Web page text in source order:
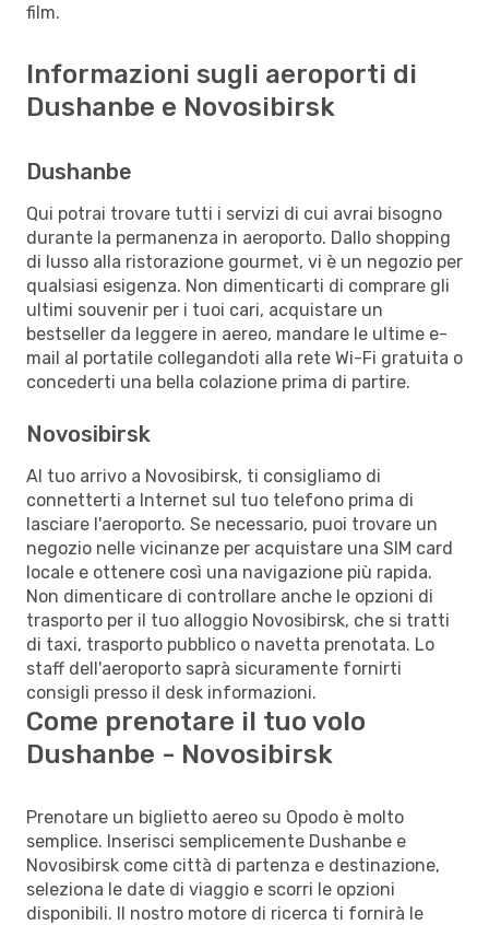
film.
Informazioni sugli aeroporti di
Dushanbe e Novosibirsk
Dushanbe
Qui potrai trovare tutti i servizi di cui avrai bisogno
durante la permanenza in aeroporto. Dallo shopping
di lusso alla ristorazione gourmet, vi è un negozio per
qualsiasi esigenza. Non dimenticarti di comprare gli
ultimi souvenir per i tuoi cari, acquistare un
bestseller da leggere in aereo, mandare le ultime e-
mail al portatile collegandoti alla rete Wi-Fi gratuita o
concederti una bella colazione prima di partire.
Novosibirsk
Al tuo arrivo a Novosibirsk, ti consigliamo di
connetterti a Internet sul tuo telefono prima di
lasciare l'aeroporto. Se necessario, puoi trovare un
negozio nelle vicinanze per acquistare una SIM card
locale e ottenere così una navigazione più rapida.
Non dimenticare di controllare anche le opzioni di
trasporto per il tuo alloggio Novosibirsk, che si tratti
di taxi, trasporto pubblico o navetta prenotata. Lo
staff dell'aeroporto saprà sicuramente fornirti
consigli presso il desk informazioni.
Come prenotare il tuo volo
Dushanbe - Novosibirsk
Prenotare un biglietto aereo su Opodo è molto
semplice. Inserisci semplicemente Dushanbe e
Novosibirsk come città di partenza e destinazione,
seleziona le date di viaggio e scorri le opzioni
disponibili. Il nostro motore di ricerca ti fornirà le